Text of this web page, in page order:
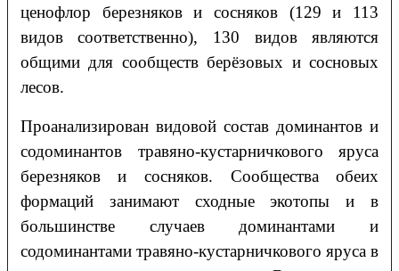
ценофлор березняков и сосняков (129 и 113
видов соответственно), 130 видов являются
общими для сообществ берёзовых и сосновых
лесов.
Проанализирован видовой состав доминантов и
содоминантов травяно-кустарничкового яруса
березняков и сосняков. Сообщества обеих
формаций занимают сходные экотопы и в
большинстве случаев доминантами и
содоминантами травяно-кустарничкового яруса в